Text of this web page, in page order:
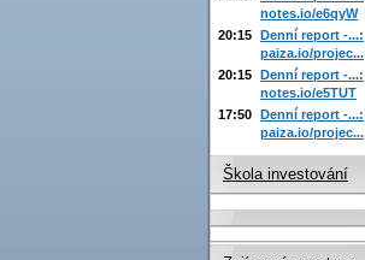
notes.io/e6qyW
20:15 Denní report -...:
paiza.io/projec...
20:15 Denní report -...:
notes.io/e5TUT
17:50 Denní report -...:
paiza.io/projec...
Škola investování